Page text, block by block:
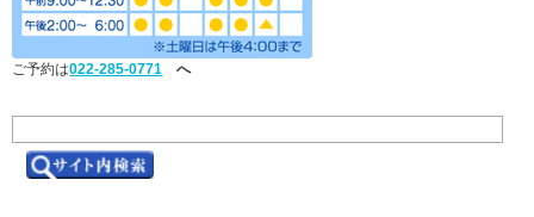
ご予約は022-285-0771 へ